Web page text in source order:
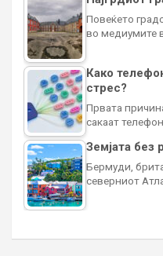
Повеќето
во медиумите
Како
стрес?
Првата
сакаат
Земјата без
Бермуди,
северниот